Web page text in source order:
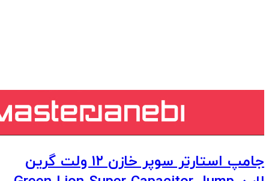
جامپ استارتر سوپر خازن ۱۲ ولت گرین